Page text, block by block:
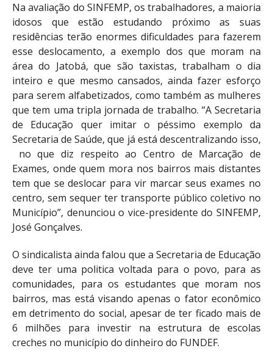
Na avaliação do SINFEMP, os trabalhadores, a maioria
idosos que estão estudando próximo as suas
residências terão enormes dificuldades para fazerem
esse deslocamento, a exemplo dos que moram na
área do Jatobá, que são taxistas, trabalham o dia
inteiro e que mesmo cansados, ainda fazer esforço
para serem alfabetizados, como também as mulheres
que tem uma tripla jornada de trabalho. “A Secretaria
de Educação quer imitar o péssimo exemplo da
Secretaria de Saúde, que já está descentralizando isso,
no que diz respeito ao Centro de Marcação de
Exames, onde quem mora nos bairros mais distantes
tem que se deslocar para vir marcar seus exames no
centro, sem sequer ter transporte público coletivo no
Município”, denunciou o vice-presidente do SINFEMP,
José Gonçalves.
O sindicalista ainda falou que a Secretaria de Educação
deve ter uma politica voltada para o povo, para as
comunidades, para os estudantes que moram nos
bairros, mas está visando apenas o fator econômico
em detrimento do social, apesar de ter ficado mais de
6 milhões para investir na estrutura de escolas
creches no município do dinheiro do FUNDEF.